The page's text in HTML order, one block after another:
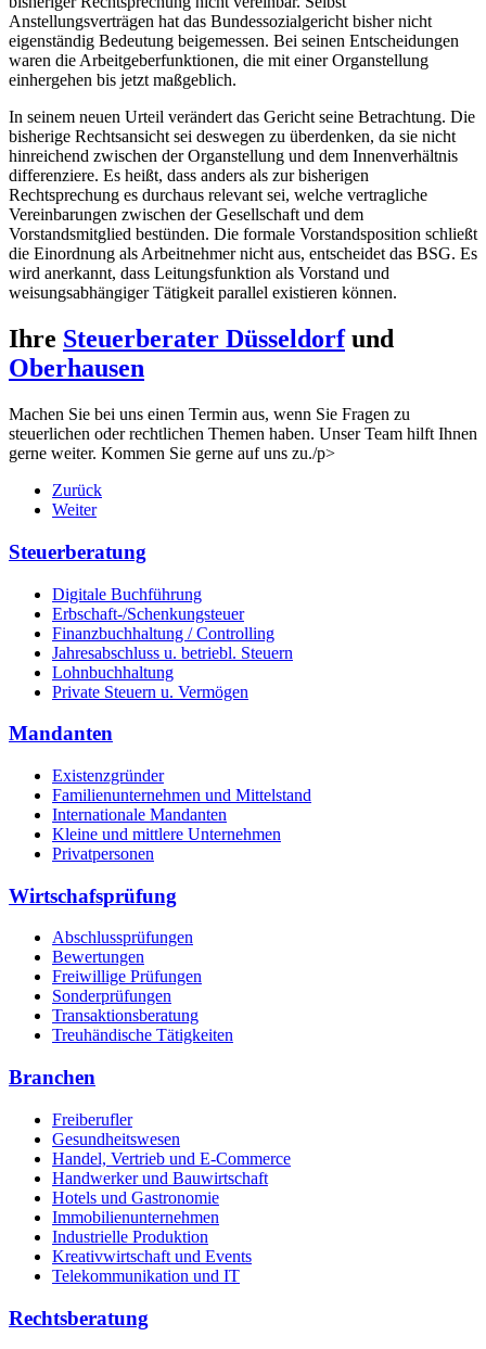
Anstellungsverträgen hat das Bundessozialgericht bisher nicht
eigenständig Bedeutung beigemessen. Bei seinen Entscheidungen
waren die Arbeitgeberfunktionen, die mit einer Organstellung
einhergehen bis jetzt maßgeblich.
In seinem neuen Urteil verändert das Gericht seine Betrachtung. Die
bisherige Rechtsansicht sei deswegen zu überdenken, da sie nicht
hinreichend zwischen der Organstellung und dem Innenverhältnis
differenziere. Es heißt, dass anders als zur bisherigen
Rechtsprechung es durchaus relevant sei, welche vertragliche
Vereinbarungen zwischen der Gesellschaft und dem
Vorstandsmitglied bestünden. Die formale Vorstandsposition schließt
die Einordnung als Arbeitnehmer nicht aus, entscheidet das BSG. Es
wird anerkannt, dass Leitungsfunktion als Vorstand und
weisungsabhängiger Tätigkeit parallel existieren können.
Ihre Steuerberater Düsseldorfund
Oberhausen
Machen Sie bei uns einen Termin aus, wenn Sie Fragen zu
steuerlichen oder rechtlichen Themen haben. Unser Team hilft Ihnen
gerne weiter. Kommen Sie gerne auf uns zu./p>
Zurück
Weiter
Steuerberatung
Digitale Buchführung
Erbschaft-/Schenkungsteuer
Finanzbuchhaltung / Controlling
Jahresabschluss u. betriebl. Steuern
Lohnbuchhaltung
Private Steuern u. Vermögen
Mandanten
Existenzgründer
Familienunternehmen und Mittelstand
Internationale Mandanten
Kleine und mittlere Unternehmen
Privatpersonen
Wirtschafsprüfung
Abschlussprüfungen
Bewertungen
Freiwillige Prüfungen
Sonderprüfungen
Transaktionsberatung
Treuhändische Tätigkeiten
Branchen
Freiberufler
Gesundheitswesen
Handel, Vertrieb und E-Commerce
Handwerker und Bauwirtschaft
Hotels und Gastronomie
Immobilienunternehmen
Industrielle Produktion
Kreativwirtschaft und Events
Telekommunikation und IT
Rechtsberatung